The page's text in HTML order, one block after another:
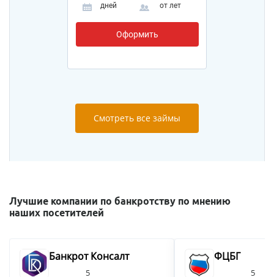
дней от лет
Оформить
Смотреть все займы
Лучшие компании по банкротству по мнению
наших посетителей
Банкрот Консалт
5
ФЦБГ
5